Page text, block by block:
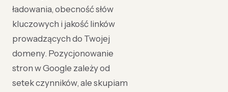
ładowania, obecność słów
kluczowych i jakość linków
prowadzących do Twojej
domeny. Pozycjonowanie
stron w Google zależy od
setek czynników, ale skupiam